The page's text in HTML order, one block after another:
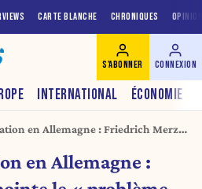
CARTE BLANCHE CHRONIQUES
INTERNATIONAL ÉCONOMIE
S'ABONNER CONNEXION
en Allemagne : Friedrich Merz
en Allemagne :